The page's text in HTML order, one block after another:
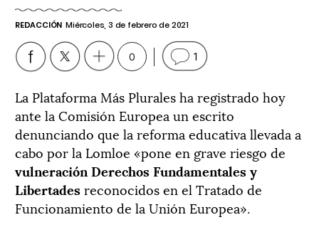
REDACCIÓN Miércoles, 3 de febrero de 2021
0 1
La Plataforma Más Plurales ha registrado hoy
ante la Comisión Europea un escrito
denunciando que la reforma educativa llevada a
cabo por la Lomloe «pone en grave riesgo de
vulneración Derechos Fundamentales y
Libertadesreconocidos en el Tratado de
Funcionamiento de la Unión Europea».